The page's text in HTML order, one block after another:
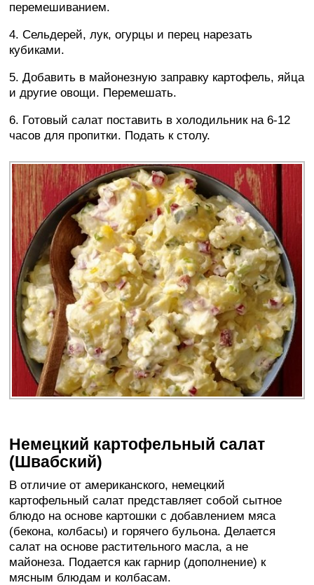
перемешиванием.
4. Сельдерей, лук, огурцы и перец нарезать
кубиками.
5. Добавить в майонезную заправку картофель, яйца
и другие овощи. Перемешать.
6. Готовый салат поставить в холодильник на 6-12
часов для пропитки. Подать к столу.
Немецкий картофельный салат
(Швабский)
В отличие от американского, немецкий
картофельный салат представляет собой сытное
блюдо на основе картошки с добавлением мяса
(бекона, колбасы) и горячего бульона. Делается
салат на основе растительного масла, а не
майонеза. Подается как гарнир (дополнение) к
мясным блюдам и колбасам.